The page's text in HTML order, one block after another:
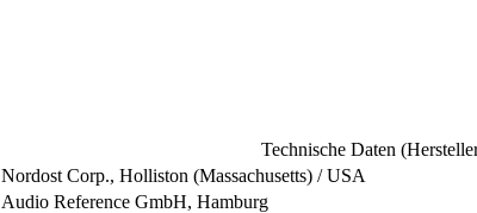
Technische Daten
Nordost Corp., Holliston (Massachusetts) / USA
Audio Reference GmbH, Hamburg